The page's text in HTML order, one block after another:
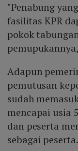
"Penabung
fasilitas KPR
pokok
Adapun
pemutusan
sudah
mencapai usia
dan peserta
sebagai peserta.